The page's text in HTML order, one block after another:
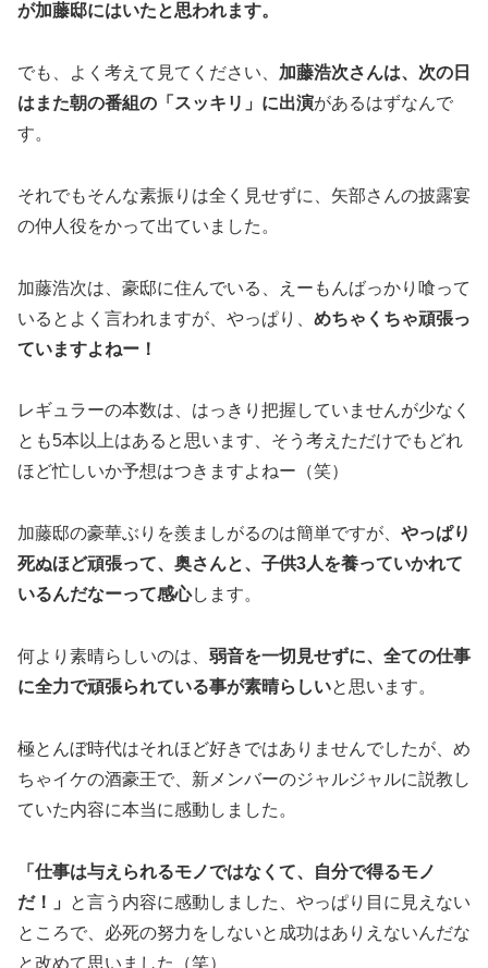
が加藤邸にはいたと思われます。
でも、よく考えて見てください、 加藤浩次さんは、次の日
はまた朝の番組の「スッキリ」に出演があるはずなんで
す。
それでもそんな素振りは全く見せずに、矢部さんの披露宴
の仲人役をかって出ていました。
加藤浩次は、豪邸に住んでいる、えーもんばっかり喰って
いるとよく言われますが、やっぱり、 めちゃくちゃ頑張っ
ていますよねー！
レギュラーの本数は、はっきり把握していませんが少なく
とも5本以上はあると思います、そう考えただけでもどれ
ほど忙しいか予想はつきますよねー（笑）
加藤邸の豪華ぶりを羨ましがるのは簡単ですが、 やっぱり
死ぬほど頑張って、奥さんと、子供3人を養っていかれて
いるんだなーって感心します。
何より素晴らしいのは、 弱音を一切見せずに、全ての仕事
に全力で頑張られている事が素晴らしいと思います。
極とんぼ時代はそれほど好きではありませんでしたが、め
ちゃイケの酒豪王で、新メンバーのジャルジャルに説教し
ていた内容に本当に感動しました。
「仕事は与えられるモノではなくて、自分で得るモノ
だ！」
と言う内容に感動しました、やっぱり目に見えない
ところで、必死の努力をしないと成功はありえないんだな
と改めて思いました（笑）